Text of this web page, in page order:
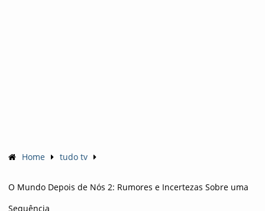
Home tudo tv
O Mundo Depois de Nós 2: Rumores e Incertezas Sobre uma
Sequência